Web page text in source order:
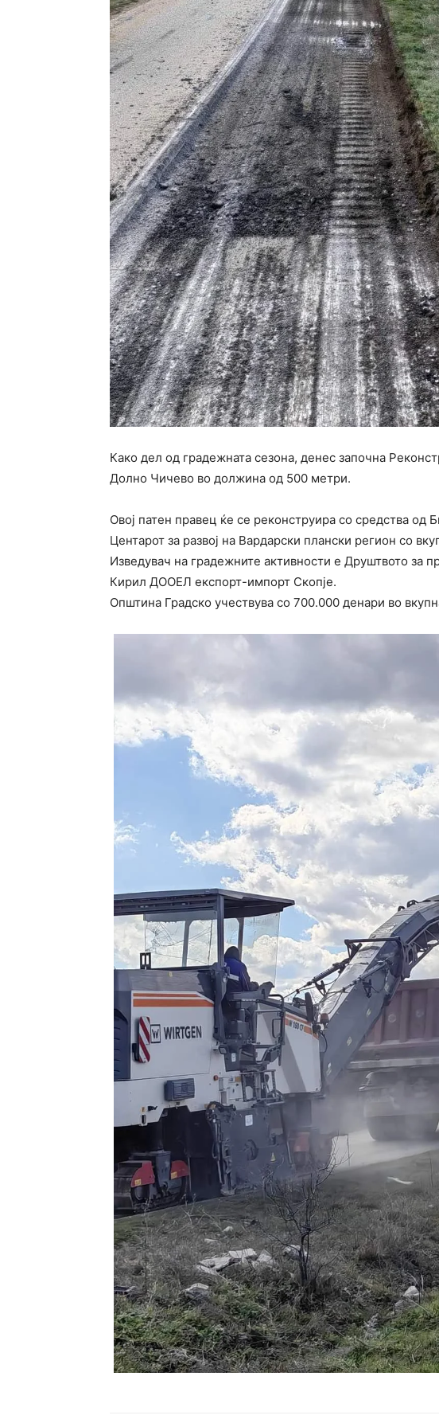
Како дел од градежната сезона, денес започна
Долно Чичево во должина од 500 метри.
Oвој патен правец ќе се реконструира со средства од
Центарот за развој на Вардарски плански регион со
Изведувач на градежните активности е Друштвото за
Кирил ДООЕЛ експорт-импорт Скопје.
Општина Градско учествува со 700.000 денари во